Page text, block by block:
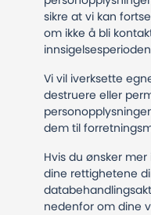
sikre at vi kan
om ikke å bli
Vi vil iverksette
destruere eller
dem til
Hvis du ønsker
dine rettighetene
nedenfor om dine